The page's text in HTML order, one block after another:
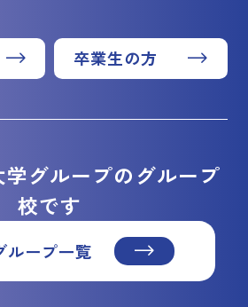
卒業生の方
グループのグループ
校です
ループ一覧